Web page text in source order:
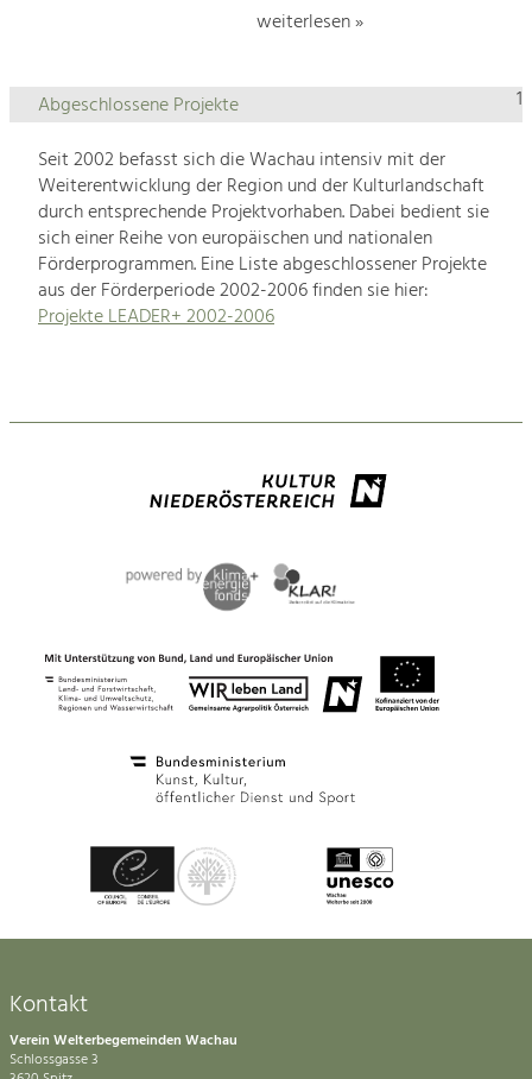
weiterlesen »
1
Abgeschlossene Projekte
Seit 2002 befasst sich die Wachau intensiv mit der
Weiterentwicklung der Region und der Kulturlandschaft
durch entsprechende Projektvorhaben. Dabei bedient sie
sich einer Reihe von europäischen und nationalen
Förderprogrammen. Eine Liste abgeschlossener Projekte
aus der Förderperiode 2002-2006 finden sie hier:
Projekte LEADER+ 2002-2006
Kontakt
Verein Welterbegemeinden Wachau
Schlossgasse 3